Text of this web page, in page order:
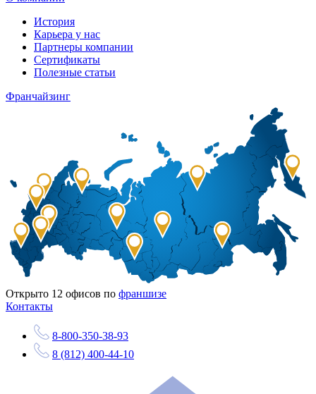
История
Карьера у нас
Партнеры компании
Сертификаты
Полезные статьи
Франчайзинг
Открыто 12 офисов по франшизе
Контакты
8-800-350-38-93
8 (812) 400-44-10